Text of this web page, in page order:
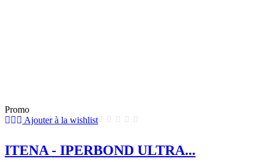
Promo
Ajouter à la wishlist
ITENA - IPERBOND ULTRA...